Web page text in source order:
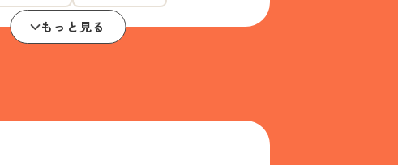
もっと見る